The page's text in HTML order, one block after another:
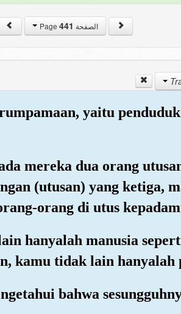
الصفحة Page 441
yaitu
mereka dua orang
(utusan) yang ketiga,
orang di utus
hanyalah manusia
kamu tidak lain hanyalah
bahwa